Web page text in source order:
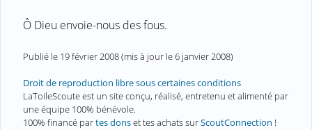
Ô Dieu envoie-nous des fous.
Publié le 19 février 2008(mis à jour le6 janvier 2008)
Droit de reproduction libre sous certaines conditions
LaToileScoute est un site conçu, réalisé, entretenu et alimenté par
une équipe 100% bénévole.
100% financé partes donset tes achats surScoutConnection !